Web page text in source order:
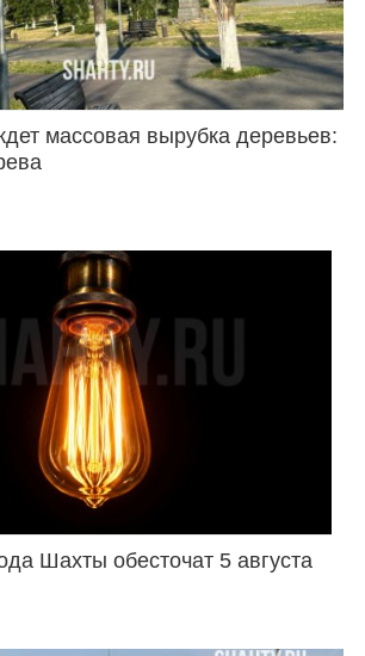
массовая вырубка деревьев:
Шахты обесточат 5 августа